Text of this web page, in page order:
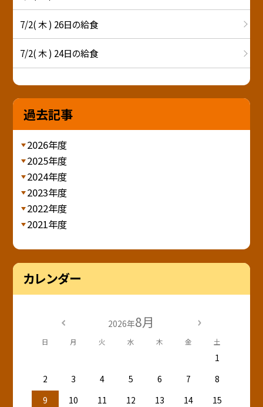
7/2( 木 ) 26日の給食
7/2( 木 ) 24日の給食
過去記事
2026年度
2025年度
2024年度
2023年度
2022年度
2021年度
カレンダー
2026年8月
日 月 火 水 木 金 土
1
2
3 4 5 6 7
8
9
10 11 12 13 14
15